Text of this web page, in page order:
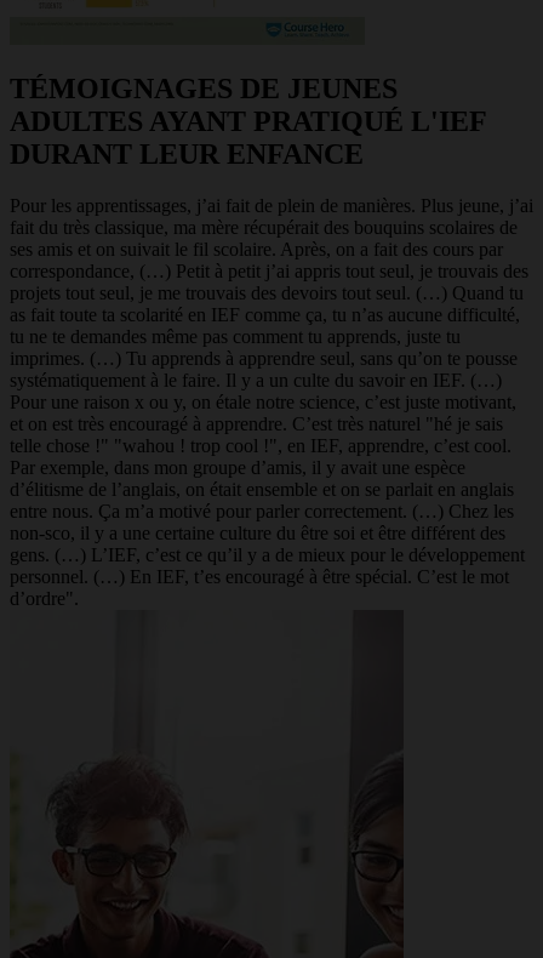
TÉMOIGNAGES DE JEUNES
ADULTES AYANT PRATIQUÉ L'IEF
DURANT LEUR ENFANCE
Pour les apprentissages, j’ai fait de plein de manières. Plus jeune, j’ai
fait du très classique, ma mère récupérait des bouquins scolaires de
ses amis et on suivait le fil scolaire. Après, on a fait des cours par
correspondance, (…) Petit à petit j’ai appris tout seul, je trouvais des
projets tout seul, je me trouvais des devoirs tout seul. (…) Quand tu
as fait toute ta scolarité en IEF comme ça, tu n’as aucune difficulté,
tu ne te demandes même pas comment tu apprends, juste tu
imprimes. (…) Tu apprends à apprendre seul, sans qu’on te pousse
systématiquement à le faire. Il y a un culte du savoir en IEF. (…)
Pour une raison x ou y, on étale notre science, c’est juste motivant,
et on est très encouragé à apprendre. C’est très naturel "hé je sais
telle chose !" "wahou ! trop cool !", en IEF, apprendre, c’est cool.
Par exemple, dans mon groupe d’amis, il y avait une espèce
d’élitisme de l’anglais, on était ensemble et on se parlait en anglais
entre nous. Ça m’a motivé pour parler correctement. (…) Chez les
non-sco, il y a une certaine culture du être soi et être différent des
gens. (…) L’IEF, c’est ce qu’il y a de mieux pour le développement
personnel. (…) En IEF, t’es encouragé à être spécial. C’est le mot
d’ordre".